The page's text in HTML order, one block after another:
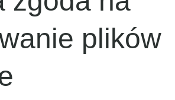
AUREL
plików